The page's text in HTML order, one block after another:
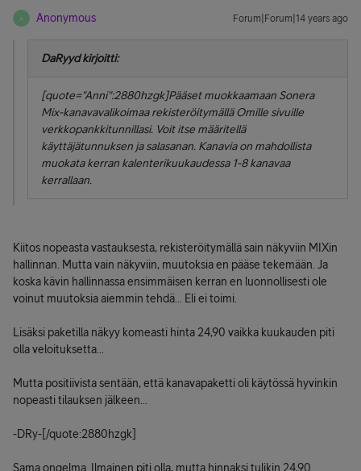
A Anonymous Forum|Forum|14 years ago
DaRyyd kirjoitti:
[quote="Anni":2880hzgk]Pääset muokkaamaan Sonera
Mix-kanavavalikoimaa rekisteröitymällä Omille sivuille
verkkopankkitunnillasi. Voit itse määritellä
käyttäjätunnuksen ja salasanan. Kanavia on mahdollista
muokata kerran kalenterikuukaudessa 1-8 kanavaa
kerrallaan.
Kiitos nopeasta vastauksesta, rekisteröitymällä sain näkyviin MIXin
hallinnan. Mutta vain näkyviin, muutoksia en pääse tekemään. Ja
koska kävin hallinnassa ensimmäisen kerran en luonnollisesti ole
voinut muutoksia aiemmin tehdä... Eli ei toimi.
Lisäksi paketilla näkyy komeasti hinta 24,90 vaikka kuukauden piti
olla veloituksetta...
Mutta positiivista sentään, että kanavapaketti oli käytössä hyvinkin
nopeasti tilauksen jälkeen...
-DRy-[/quote:2880hzgk]
Sama ongelma. Ilmainen piti olla, mutta hinnaksi tulikin 24,90...